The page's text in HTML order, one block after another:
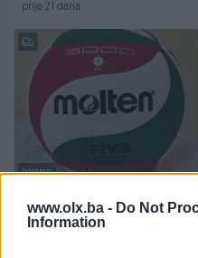
www.olx.ba - Do Not
Information
prije 21 dana
Dostupno
lopta, lopta za odbojku,
GRATIS PUMPA
Novo